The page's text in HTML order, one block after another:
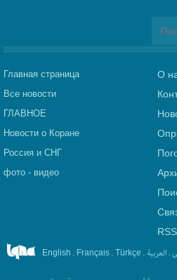
Главная страница
Все новости
ГЛАВНОЕ
Новости о Коране
Россия и СНГ
фото - видео
О
RSS
English . Français . Türkçe . العربیة .